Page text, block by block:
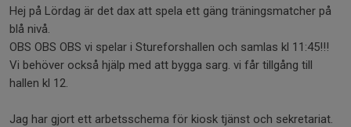
Hej på Lördag är det dax att spela ett gäng träningsmatcher på
blå nivå.
OBS OBS OBS vi spelar i Stureforshallen och samlas kl 11:45!!!
Vi behöver också hjälp med att bygga sarg. vi får tillgång till
hallen kl 12.
Jag har gjort ett arbetsschema för kiosk tjänst och sekretariat.